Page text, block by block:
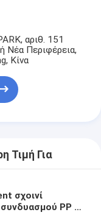
αριθ. 151
Νέα Περιφέρεια,
Κίνα
Τιμή Για
σχοινί
PP 6